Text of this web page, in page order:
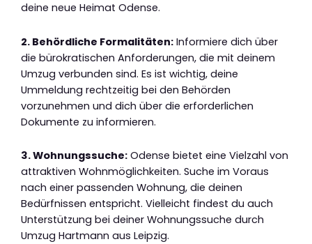
deine neue Heimat Odense.
2. Behördliche Formalitäten: Informiere dich über
die bürokratischen Anforderungen, die mit deinem
Umzug verbunden sind. Es ist wichtig, deine
Ummeldung rechtzeitig bei den Behörden
vorzunehmen und dich über die erforderlichen
Dokumente zu informieren.
3. Wohnungssuche: Odense bietet eine Vielzahl von
attraktiven Wohnmöglichkeiten. Suche im Voraus
nach einer passenden Wohnung, die deinen
Bedürfnissen entspricht. Vielleicht findest du auch
Unterstützung bei deiner Wohnungssuche durch
Umzug Hartmann aus Leipzig.